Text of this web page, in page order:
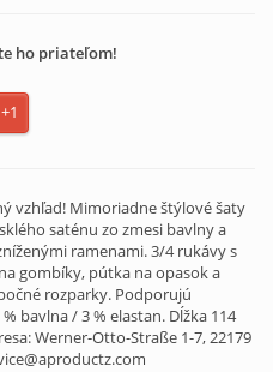
ho priateľom!
+1
vzhľad! Mimoriadne štýlové šaty
saténu zo zmesi bavlny a
ramenami. 3/4 rukávy s
gombíky, pútka na opasok a
rozparky. Podporujú
bavlna / 3 % elastan. Dĺžka 114
Werner-Otto-Straße 1-7, 22179